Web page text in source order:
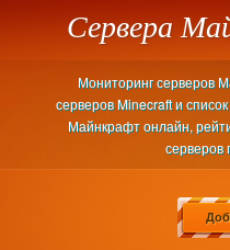
Сервера
Мониторинг серверов
серверов Minecraft и
Майнкрафт онлайн,
серверов